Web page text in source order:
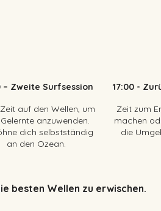
– Zweite Surfsession​
auf den Wellen, um
anzuwenden.
dich selbstständig
an den Ozean.
17:00 -
Zeit zum
machen
die
besten Wellen zu erwischen.